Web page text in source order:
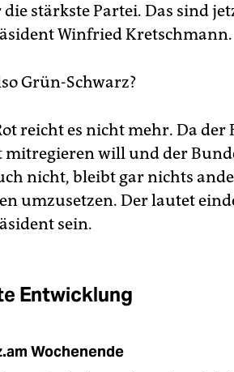
stärkste Partei. Das sind
Winfried Kretschmann.
Grün-Schwarz?
reicht es nicht mehr. Da der
mitregieren will und der
nicht, bleibt gar nichts
umzusetzen. Der lautet
sein.
Entwicklung
Wochenende